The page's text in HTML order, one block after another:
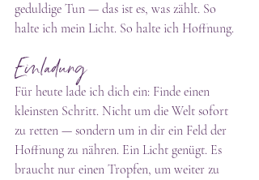
geduldige Tun — das ist es, was zählt. So
halte ich mein Licht. So halte ich Hoffnung.
Einladung
Für heute lade ich dich ein: Finde einen
kleinsten Schritt. Nicht um die Welt sofort
zu retten — sondern um in dir ein Feld der
Hoffnung zu nähren. Ein Licht genügt. Es
braucht nur einen Tropfen, um weiter zu